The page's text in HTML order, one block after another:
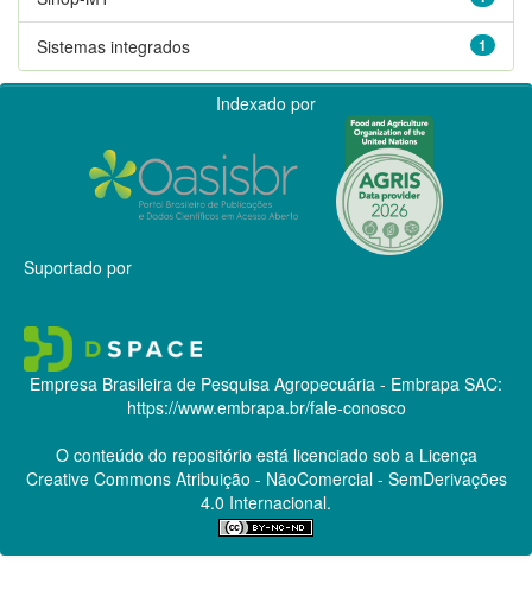
1
Sistemas integrados
Indexado por
Suportado por
Empresa Brasileira de Pesquisa Agropecuária - Embrapa SAC:
https://www.embrapa.br/fale-conosco
O conteúdo do repositório está licenciado sob a Licença
Creative CommonsAtribuição - NãoComercial - SemDerivações
4.0 Internacional.